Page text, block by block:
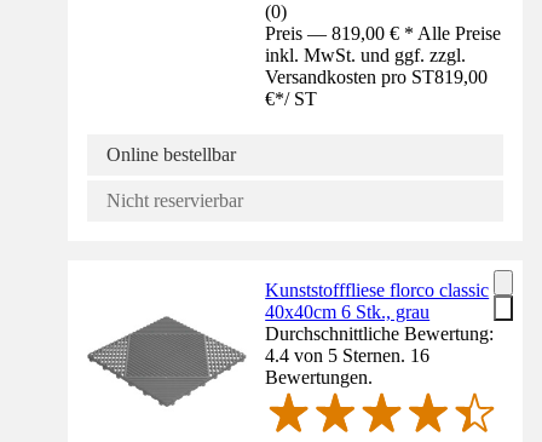
(0)
Preis — 819,00 € * Alle Preise
inkl. MwSt. und ggf. zzgl.
Versandkosten pro ST819,00
€*/ ST
Online bestellbar
Nicht reservierbar
Kunststofffliese florco classic
40x40cm 6 Stk., grau
Durchschnittliche Bewertung:
4.4 von 5 Sternen. 16
Bewertungen.